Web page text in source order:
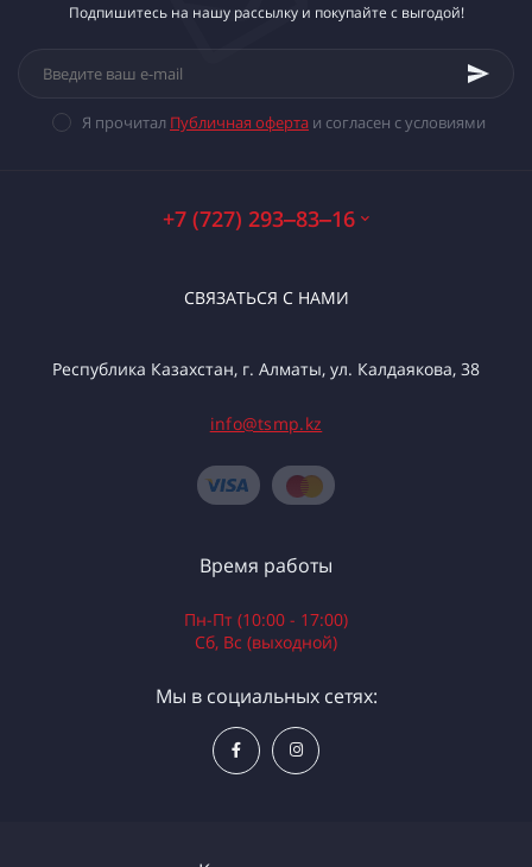
Подпишитесь на нашу рассылку и покупайте с выгодой!
Я прочитал Публичная оферта и согласен с условиями
+7 (727) 293‒83‒16
СВЯЗАТЬСЯ С НАМИ
Республика Казахстан, г. Алматы, ул. Калдаякова, 38
info@tsmp.kz
Время работы
Пн-Пт (10:00 - 17:00)
Сб, Вс (выходной)
Мы в социальных сетях: